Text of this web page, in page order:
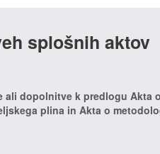
splošnih aktov
ali dopolnitve k predlogu Akta o
plina in Akta o